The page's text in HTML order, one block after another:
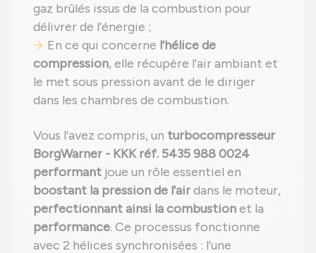
gaz brûlés issus de la combustion pour
délivrer de l'énergie ;
En ce qui concerne l'hélice de
compression, elle récupère l'air ambiant et
le met sous pression avant de le diriger
dans les chambres de combustion.
Vous l'avez compris, un turbocompresseur
BorgWarner - KKK réf. 5435 988 0024
performant joue un rôle essentiel en
boostant la pression de l'airdans le moteur,
perfectionnant ainsi la combustionet la
performance. Ce processus fonctionne
avec 2 hélices synchronisées : l'une